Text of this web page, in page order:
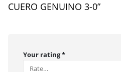
CUERO GENUINO 3-0”
Your rating*